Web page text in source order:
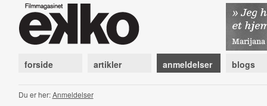
forside artikler anmeldelser blogs
Du er her:Anmeldelser